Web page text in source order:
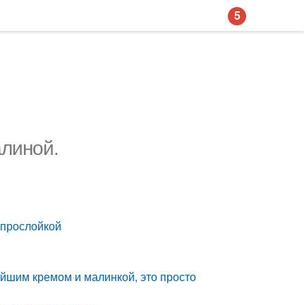
кремом и малинкой, это просто
5